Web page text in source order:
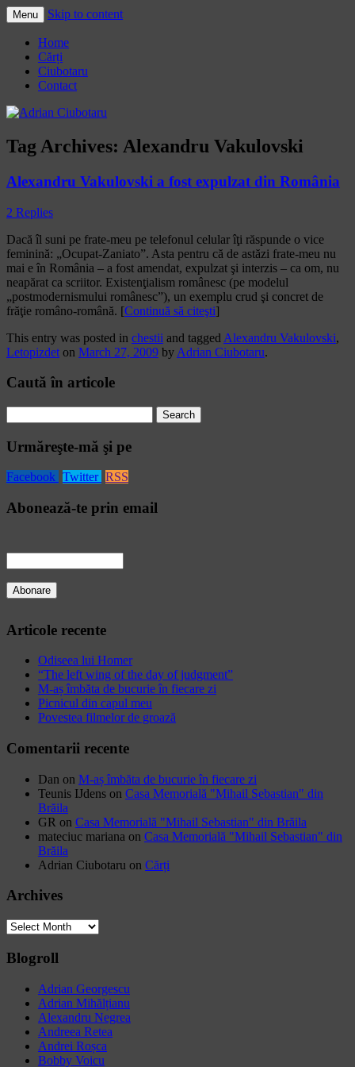
Adrian Ciubotaru
Menu Skip to content
Home
Cărți
Ciubotaru
Contact
Tag Archives: Alexandru Vakulovski
Alexandru Vakulovski a fost expulzat din România
2 Replies
Dacă îl suni pe frate-meu pe telefonul celular îţi răspunde o vice
feminină: „Ocupat-Zaniato”. Asta pentru că de astăzi frate-meu nu
mai e în România – a fost amendat, expulzat şi interzis – ca om, nu
neapărat ca scriitor. Existenţialism românesc (pe modelul
„postmodernismului românesc”), un exemplu crud şi concret de
frăţie româno-română. [Continuă să citeşti]
This entry was posted in chestii and tagged Alexandru Vakulovski,
Letopizdet on March 27, 2009 by Adrian Ciubotaru.
Caută în articole
for:
Urmăreşte-mă şi pe
Facebook Twitter RSS
Abonează-te prin email
Articole recente
Odiseea lui Homer
“The left wing of the day of judgment”
M-aș îmbăta de bucurie în fiecare zi
Picnicul din capul meu
Povestea filmelor de groază
Comentarii recente
Dan on M-aș îmbăta de bucurie în fiecare zi
Teunis IJdens on Casa Memorială "Mihail Sebastian" din
Brăila
GR on Casa Memorială "Mihail Sebastian" din Brăila
mateciuc mariana on Casa Memorială "Mihail Sebastian" din
Brăila
Adrian Ciubotaru on Cărți
Archives
Archives
Blogroll
Adrian Georgescu
Adrian Mihălțianu
Alexandru Negrea
Andreea Retea
Andrei Roșca
Bobby Voicu